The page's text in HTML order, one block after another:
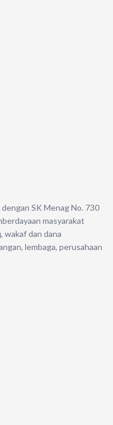
SK Menag No. 730
masyarakat
wakaf dan dana
lembaga, perusahaan